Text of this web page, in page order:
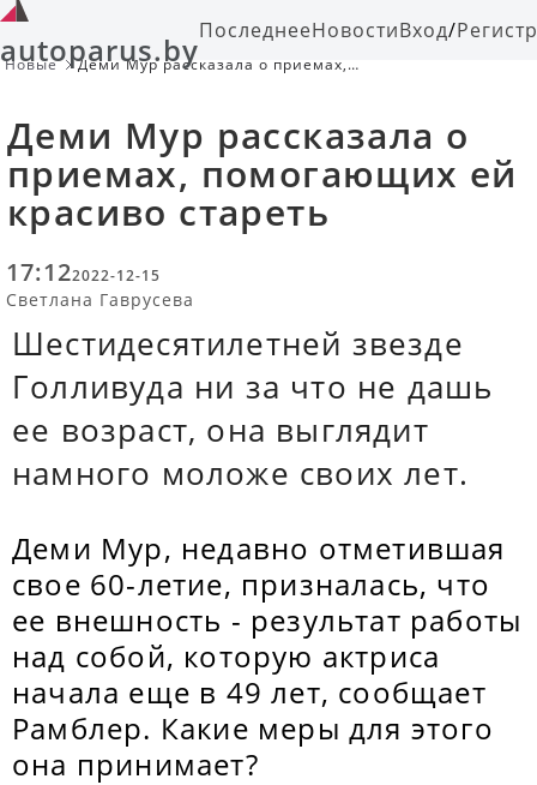
autoparus.byПоследнееНовостиВход/
Новые
Деми Мур рассказала о приемах,
Деми Мур рассказала о
приемах, помогающих ей
красиво стареть
17:122022-12-15
Светлана Гаврусева
Шестидесятилетней звезде
Голливуда ни за что не дашь
ее возраст, она выглядит
намного моложе своих лет.
Деми Мур, недавно отметившая
свое 60-летие, призналась, что
ее внешность - результат работы
над собой, которую актриса
начала еще в 49 лет, сообщает
Рамблер. Какие меры для этого
она принимает?